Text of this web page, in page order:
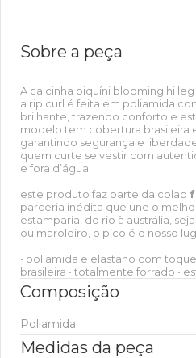
Sobre a peça
A calcinha biquíni blooming hi
a rip curl é feita em poliamida
brilhante, trazendo conforto e
modelo tem cobertura brasileira
garantindo segurança e
quem curte se vestir com
e fora d’água.
este produto faz parte da colab
parceria inédita que une o
estamparia! do rio à austrália,
ou maroleiro, o pico é o nosso
• poliamida e elastano com
brasileira • totalmente forrado •
Composição
Poliamida
Medidas da peça